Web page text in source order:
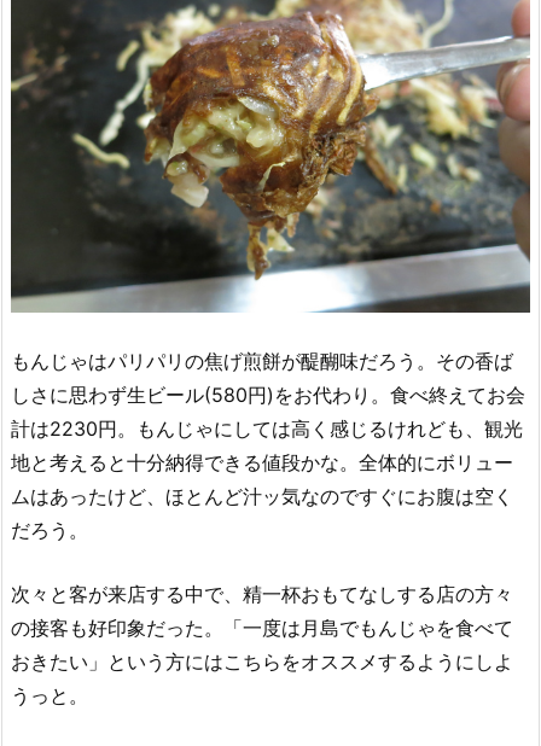
もんじゃはパリパリの焦げ煎餅が醍醐味だろう。その香ば
しさに思わず生ビール(580円)をお代わり。食べ終えてお会
計は2230円。もんじゃにしては高く感じるけれども、観光
地と考えると十分納得できる値段かな。全体的にボリュー
ムはあったけど、ほとんど汁ッ気なのですぐにお腹は空く
だろう。
次々と客が来店する中で、精一杯おもてなしする店の方々
の接客も好印象だった。「一度は月島でもんじゃを食べて
おきたい」という方にはこちらをオススメするようにしよ
うっと。